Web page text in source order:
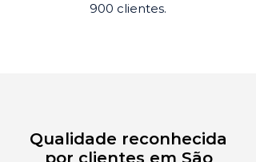
900 clientes.
Qualidade reconhecida
por clientes em São